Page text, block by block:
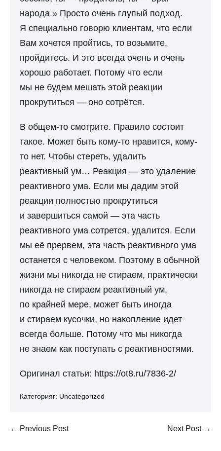
народа.» Просто очень глупый подход.
Я специально говорю клиентам, что если
Вам хочется пройтись, то возьмите,
пройдитесь. И это всегда очень и очень
хорошо работает. Потому что если
мы не будем мешать этой реакции
прокрутиться — оно сотрётся.
В общем-то смотрите. Правило состоит
такое. Может быть кому-то нравится, кому-
то нет. Чтобы стереть, удалить
реактивный ум… Реакция — это удаление
реактивного ума. Если мы дадим этой
реакции полностью прокрутиться
и завершиться самой — эта часть
реактивного ума сотрется, удалится. Если
мы её прервем, эта часть реактивного ума
останется с человеком. Поэтому в обычной
жизни мы никогда не стираем, практически
никогда не стираем реактивный ум,
по крайней мере, может быть иногда
и стираем кусочки, но накопление идет
всегда больше. Потому что мы никогда
не знаем как поступать с реактивностями.
Оригинал статьи: https://ot8.ru/7836-2/
Категорияr: Uncategorized
Post
← Previous Post Next Post →